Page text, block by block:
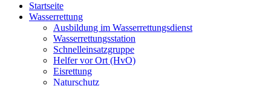
Startseite
Wasserrettung
Ausbildung im Wasserrettungsdienst
Wasserrettungsstation
Schnelleinsatzgruppe
Helfer vor Ort (HvO)
Eisrettung
Naturschutz